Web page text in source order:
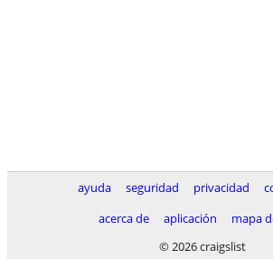
ayuda seguridad privacidad
acerca de
aplicación
mapa
© 2026 craigslist